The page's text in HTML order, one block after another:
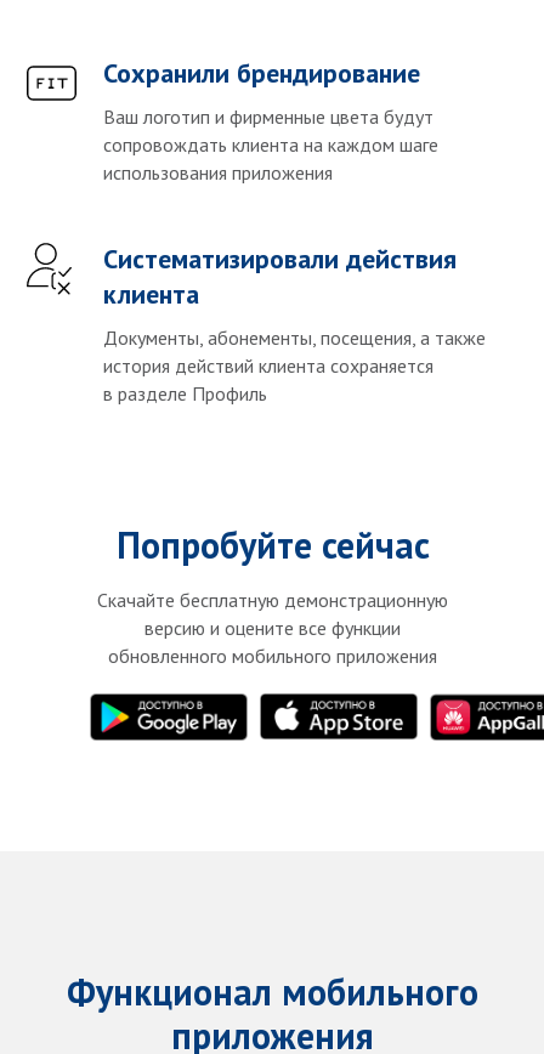
Сохранили брендирование
Ваш логотип и фирменные цвета будут
сопровождать клиента на каждом шаге
использования приложения
Систематизировали действия
клиента
Документы, абонементы, посещения, а также
история действий клиента сохраняется
в разделе Профиль
Попробуйте сейчас
Скачайте бесплатную демонстрационную
версию и оцените все функции
обновленного мобильного приложения
Функционал мобильного
приложения